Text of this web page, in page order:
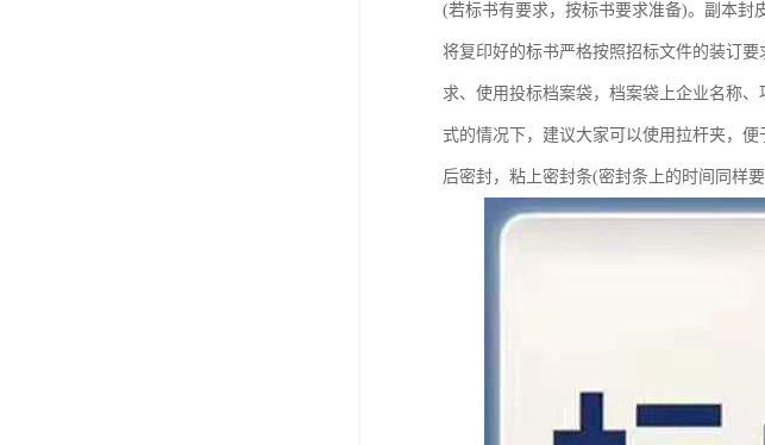
(若标书有要求，按标书要求准备)。副本封
将复印好的标书严格按照招标文件的装订
求、使用投标档案袋，档案袋上企业名称
式的情况下，建议大家可以使用拉杆夹，
后密封，粘上密封条(密封条上的时间同样